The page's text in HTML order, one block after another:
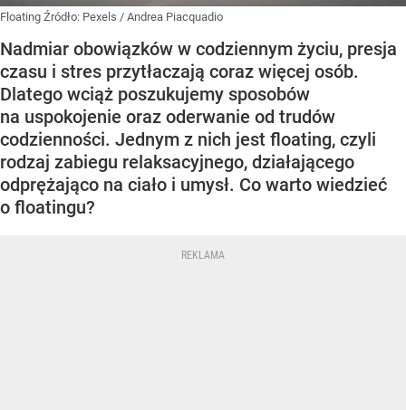
Floating Źródło: Pexels / Andrea Piacquadio
Nadmiar obowiązków w codziennym życiu, presja
czasu i stres przytłaczają coraz więcej osób.
Dlatego wciąż poszukujemy sposobów
na uspokojenie oraz oderwanie od trudów
codzienności. Jednym z nich jest floating, czyli
rodzaj zabiegu relaksacyjnego, działającego
odprężająco na ciało i umysł. Co warto wiedzieć
o floatingu?